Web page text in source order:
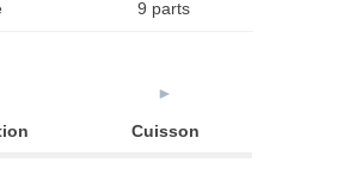
9 parts
►
Cuisson